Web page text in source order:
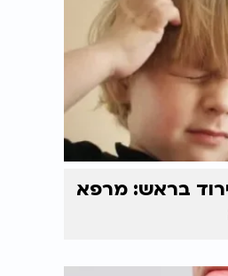
בראש: מרפא